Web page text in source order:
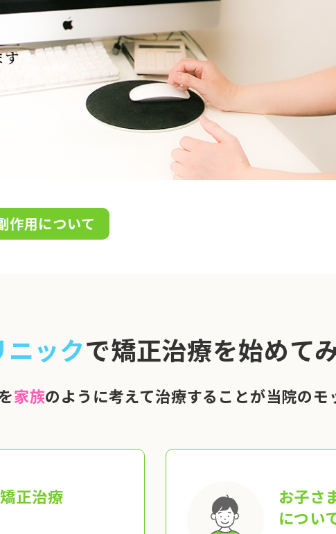
す
作用について
ックで矯正治療を始めて
家族のように考えて治療することが当院の
正治療
お子さ
につい